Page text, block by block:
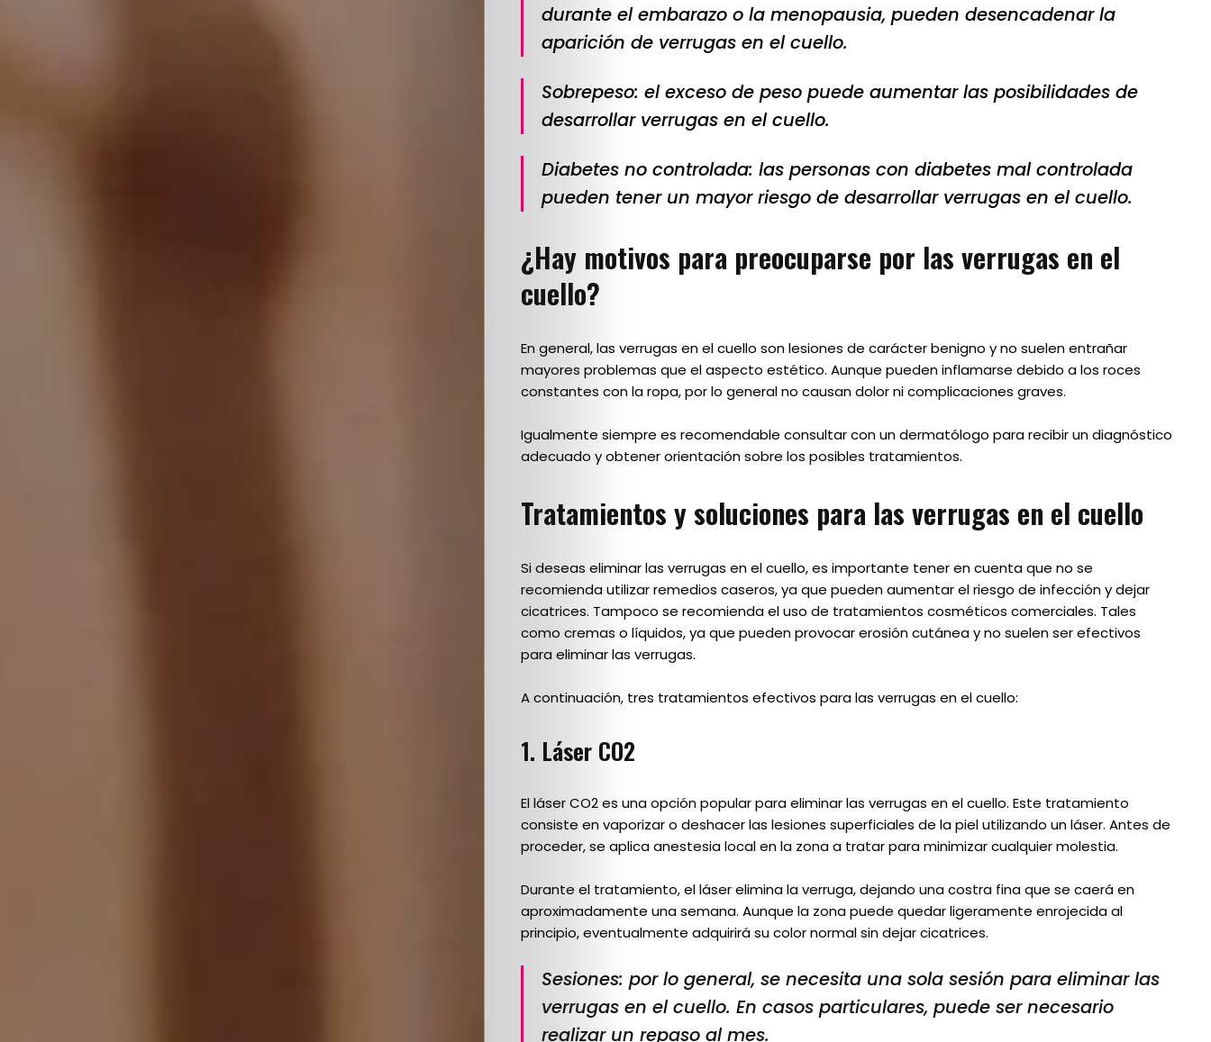
Belleza
Crónicas
Contacto
La
escuela
–
El
detrás
de
escena
Destacados
de
la
Escuela
Creativos
destacados
Search
durante el embarazo o la menopausia, pueden desencadenar la
aparición de verrugas en el cuello.
Sobrepeso: el exceso de peso puede aumentar las posibilidades de
desarrollar verrugas en el cuello.
Diabetes no controlada: las personas con diabetes mal controlada
pueden tener un mayor riesgo de desarrollar verrugas en el cuello.
¿Hay motivos para preocuparse por las verrugas en el
cuello?
En general, las verrugas en el cuello son lesiones de carácter benigno y no suelen entrañar
mayores problemas que el aspecto estético. Aunque pueden inflamarse debido a los roces
constantes con la ropa, por lo general no causan dolor ni complicaciones graves.
Igualmente siempre es recomendable consultar con un dermatólogo para recibir un diagnóstico
adecuado y obtener orientación sobre los posibles tratamientos.
Tratamientos y soluciones para las verrugas en el cuello
Si deseas eliminar las verrugas en el cuello, es importante tener en cuenta que no se
recomienda utilizar remedios caseros, ya que pueden aumentar el riesgo de infección y dejar
cicatrices. Tampoco se recomienda el uso de tratamientos cosméticos comerciales. Tales
como cremas o líquidos, ya que pueden provocar erosión cutánea y no suelen ser efectivos
para eliminar las verrugas.
A continuación, tres tratamientos efectivos para las verrugas en el cuello:
1. Láser CO2
El láser CO2 es una opción popular para eliminar las verrugas en el cuello. Este tratamiento
consiste en vaporizar o deshacer las lesiones superficiales de la piel utilizando un láser. Antes de
proceder, se aplica anestesia local en la zona a tratar para minimizar cualquier molestia.
Durante el tratamiento, el láser elimina la verruga, dejando una costra fina que se caerá en
aproximadamente una semana. Aunque la zona puede quedar ligeramente enrojecida al
principio, eventualmente adquirirá su color normal sin dejar cicatrices.
Sesiones: por lo general, se necesita una sola sesión para eliminar las
verrugas en el cuello. En casos particulares, puede ser necesario
realizar un repaso al mes.